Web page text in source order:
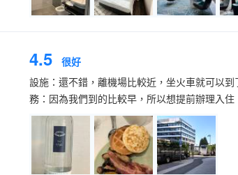
4.5 很好
設施：還不錯，離機場比較近，坐火車就可以
務：因為我們到的比較早，所以想提前辦理入